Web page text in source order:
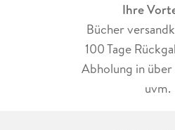
Ihre
Bücher
100 Tage
Abholung in über
uvm.